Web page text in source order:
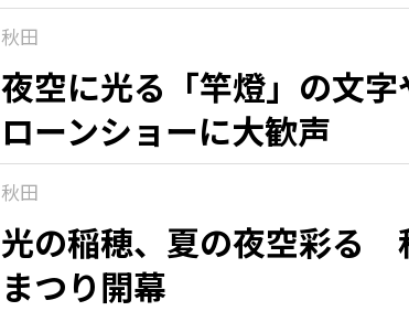
秋田
夜空に光る「竿燈」の文
ローンショーに大歓声
秋田
光の稲穂、夏の夜空彩る
まつり開幕